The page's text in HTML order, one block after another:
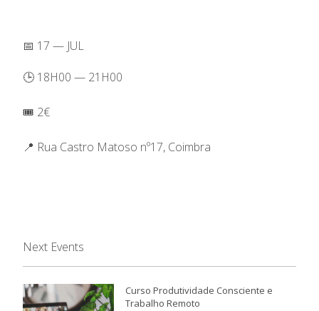
📅 17 — JUL
🕒 18H00 — 21H00
🎟️ 2€
📍 Rua Castro Matoso nº17, Coimbra
Next Events
Curso Produtividade Consciente e
Trabalho Remoto